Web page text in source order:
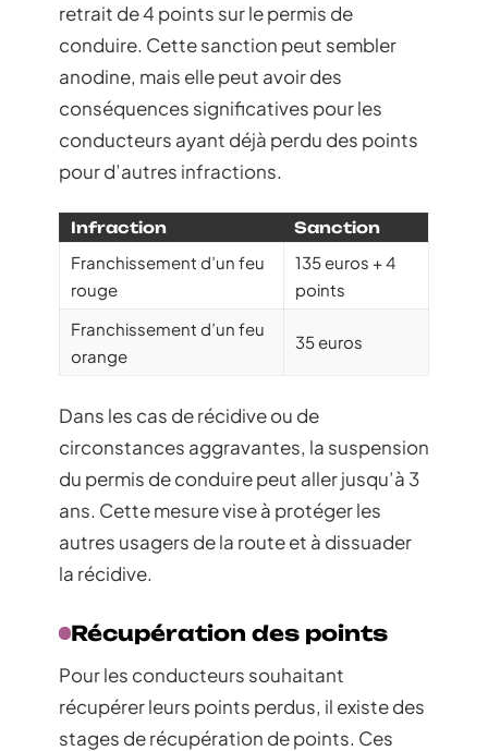
retrait de 4 points sur le permis de
conduire. Cette sanction peut sembler
anodine, mais elle peut avoir des
conséquences significatives pour les
conducteurs ayant déjà perdu des points
pour d’autres infractions.
Infraction Sanction
Franchissement d’un feu
rouge
135 euros + 4
points
Franchissement d’un feu
orange
35 euros
Dans les cas de récidive ou de
circonstances aggravantes, la suspension
du permis de conduire peut aller jusqu’à 3
ans. Cette mesure vise à protéger les
autres usagers de la route et à dissuader
la récidive.
Récupération des points
Pour les conducteurs souhaitant
récupérer leurs points perdus, il existe des
stages de récupération de points. Ces